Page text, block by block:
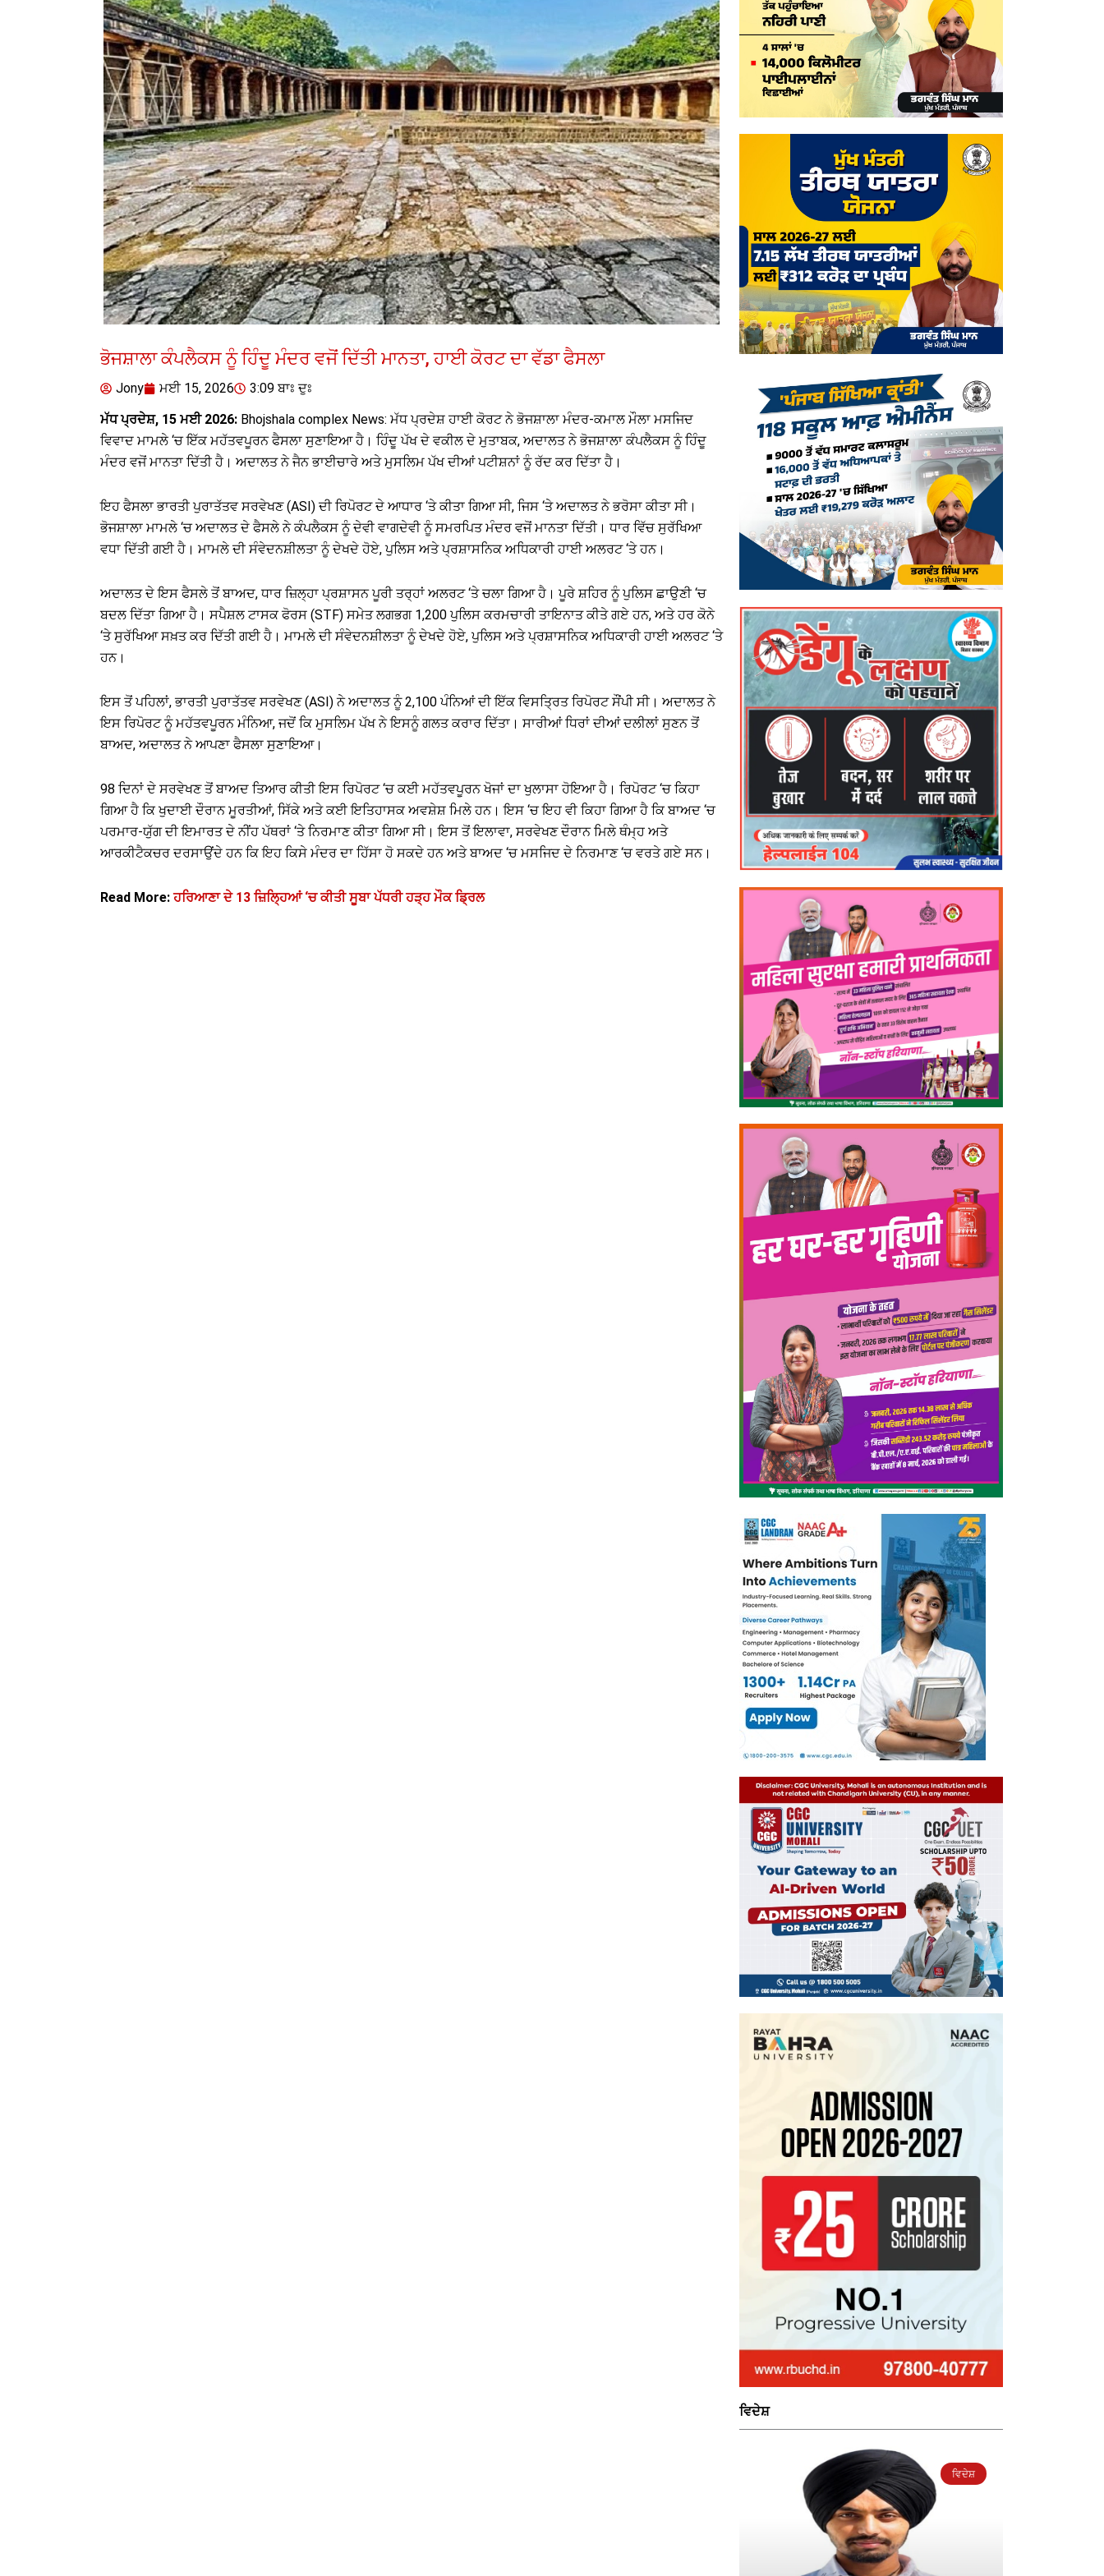
ਭੋਜਸ਼ਾਲਾ ਕੰਪਲੈਕਸ ਨੂੰ ਹਿੰਦੂ ਮੰਦਰ ਵਜੋਂ ਦਿੱਤੀ ਮਾਨਤਾ, ਹਾਈ ਕੋਰਟ ਦਾ ਵੱਡਾ ਫੈਸਲਾ
Jony ਮਈ 15, 2026
3:09 ਬਾਃ ਦੁਃ
ਮੱਧ ਪ੍ਰਦੇਸ਼, 15 ਮਈ 2026: Bhojshala complex News: ਮੱਧ ਪ੍ਰਦੇਸ਼ ਹਾਈ ਕੋਰਟ ਨੇ ਭੋਜਸ਼ਾਲਾ ਮੰਦਰ-ਕਮਾਲ ਮੌਲਾ ਮਸਜਿਦ
ਵਿਵਾਦ ਮਾਮਲੇ ‘ਚ ਇੱਕ ਮਹੱਤਵਪੂਰਨ ਫੈਸਲਾ ਸੁਣਾਇਆ ਹੈ। ਹਿੰਦੂ ਪੱਖ ਦੇ ਵਕੀਲ ਦੇ ਮੁਤਾਬਕ, ਅਦਾਲਤ ਨੇ ਭੋਜਸ਼ਾਲਾ ਕੰਪਲੈਕਸ ਨੂੰ ਹਿੰਦੂ
ਮੰਦਰ ਵਜੋਂ ਮਾਨਤਾ ਦਿੱਤੀ ਹੈ। ਅਦਾਲਤ ਨੇ ਜੈਨ ਭਾਈਚਾਰੇ ਅਤੇ ਮੁਸਲਿਮ ਪੱਖ ਦੀਆਂ ਪਟੀਸ਼ਨਾਂ ਨੂੰ ਰੱਦ ਕਰ ਦਿੱਤਾ ਹੈ।
ਇਹ ਫੈਸਲਾ ਭਾਰਤੀ ਪੁਰਾਤੱਤਵ ਸਰਵੇਖਣ (ASI) ਦੀ ਰਿਪੋਰਟ ਦੇ ਆਧਾਰ ‘ਤੇ ਕੀਤਾ ਗਿਆ ਸੀ, ਜਿਸ ‘ਤੇ ਅਦਾਲਤ ਨੇ ਭਰੋਸਾ ਕੀਤਾ ਸੀ।
ਭੋਜਸ਼ਾਲਾ ਮਾਮਲੇ ‘ਚ ਅਦਾਲਤ ਦੇ ਫੈਸਲੇ ਨੇ ਕੰਪਲੈਕਸ ਨੂੰ ਦੇਵੀ ਵਾਗਦੇਵੀ ਨੂੰ ਸਮਰਪਿਤ ਮੰਦਰ ਵਜੋਂ ਮਾਨਤਾ ਦਿੱਤੀ। ਧਾਰ ਵਿੱਚ ਸੁਰੱਖਿਆ
ਵਧਾ ਦਿੱਤੀ ਗਈ ਹੈ। ਮਾਮਲੇ ਦੀ ਸੰਵੇਦਨਸ਼ੀਲਤਾ ਨੂੰ ਦੇਖਦੇ ਹੋਏ, ਪੁਲਿਸ ਅਤੇ ਪ੍ਰਸ਼ਾਸਨਿਕ ਅਧਿਕਾਰੀ ਹਾਈ ਅਲਰਟ ‘ਤੇ ਹਨ।
ਅਦਾਲਤ ਦੇ ਇਸ ਫੈਸਲੇ ਤੋਂ ਬਾਅਦ, ਧਾਰ ਜ਼ਿਲ੍ਹਾ ਪ੍ਰਸ਼ਾਸਨ ਪੂਰੀ ਤਰ੍ਹਾਂ ਅਲਰਟ ‘ਤੇ ਚਲਾ ਗਿਆ ਹੈ। ਪੂਰੇ ਸ਼ਹਿਰ ਨੂੰ ਪੁਲਿਸ ਛਾਉਣੀ ‘ਚ
ਬਦਲ ਦਿੱਤਾ ਗਿਆ ਹੈ। ਸਪੈਸ਼ਲ ਟਾਸਕ ਫੋਰਸ (STF) ਸਮੇਤ ਲਗਭਗ 1,200 ਪੁਲਿਸ ਕਰਮਚਾਰੀ ਤਾਇਨਾਤ ਕੀਤੇ ਗਏ ਹਨ, ਅਤੇ ਹਰ ਕੋਨੇ
‘ਤੇ ਸੁਰੱਖਿਆ ਸਖ਼ਤ ਕਰ ਦਿੱਤੀ ਗਈ ਹੈ। ਮਾਮਲੇ ਦੀ ਸੰਵੇਦਨਸ਼ੀਲਤਾ ਨੂੰ ਦੇਖਦੇ ਹੋਏ, ਪੁਲਿਸ ਅਤੇ ਪ੍ਰਸ਼ਾਸਨਿਕ ਅਧਿਕਾਰੀ ਹਾਈ ਅਲਰਟ ‘ਤੇ
ਹਨ।
ਇਸ ਤੋਂ ਪਹਿਲਾਂ, ਭਾਰਤੀ ਪੁਰਾਤੱਤਵ ਸਰਵੇਖਣ (ASI) ਨੇ ਅਦਾਲਤ ਨੂੰ 2,100 ਪੰਨਿਆਂ ਦੀ ਇੱਕ ਵਿਸਤ੍ਰਿਤ ਰਿਪੋਰਟ ਸੌਂਪੀ ਸੀ। ਅਦਾਲਤ ਨੇ
ਇਸ ਰਿਪੋਰਟ ਨੂੰ ਮਹੱਤਵਪੂਰਨ ਮੰਨਿਆ, ਜਦੋਂ ਕਿ ਮੁਸਲਿਮ ਪੱਖ ਨੇ ਇਸਨੂੰ ਗਲਤ ਕਰਾਰ ਦਿੱਤਾ। ਸਾਰੀਆਂ ਧਿਰਾਂ ਦੀਆਂ ਦਲੀਲਾਂ ਸੁਣਨ ਤੋਂ
ਬਾਅਦ, ਅਦਾਲਤ ਨੇ ਆਪਣਾ ਫੈਸਲਾ ਸੁਣਾਇਆ।
98 ਦਿਨਾਂ ਦੇ ਸਰਵੇਖਣ ਤੋਂ ਬਾਅਦ ਤਿਆਰ ਕੀਤੀ ਇਸ ਰਿਪੋਰਟ ‘ਚ ਕਈ ਮਹੱਤਵਪੂਰਨ ਖੋਜਾਂ ਦਾ ਖੁਲਾਸਾ ਹੋਇਆ ਹੈ। ਰਿਪੋਰਟ ‘ਚ ਕਿਹਾ
ਗਿਆ ਹੈ ਕਿ ਖੁਦਾਈ ਦੌਰਾਨ ਮੂਰਤੀਆਂ, ਸਿੱਕੇ ਅਤੇ ਕਈ ਇਤਿਹਾਸਕ ਅਵਸ਼ੇਸ਼ ਮਿਲੇ ਹਨ। ਇਸ ‘ਚ ਇਹ ਵੀ ਕਿਹਾ ਗਿਆ ਹੈ ਕਿ ਬਾਅਦ ‘ਚ
ਪਰਮਾਰ-ਯੁੱਗ ਦੀ ਇਮਾਰਤ ਦੇ ਨੀਂਹ ਪੱਥਰਾਂ ‘ਤੇ ਨਿਰਮਾਣ ਕੀਤਾ ਗਿਆ ਸੀ। ਇਸ ਤੋਂ ਇਲਾਵਾ, ਸਰਵੇਖਣ ਦੌਰਾਨ ਮਿਲੇ ਥੰਮ੍ਹ ਅਤੇ
ਆਰਕੀਟੈਕਚਰ ਦਰਸਾਉਂਦੇ ਹਨ ਕਿ ਇਹ ਕਿਸੇ ਮੰਦਰ ਦਾ ਹਿੱਸਾ ਹੋ ਸਕਦੇ ਹਨ ਅਤੇ ਬਾਅਦ ‘ਚ ਮਸਜਿਦ ਦੇ ਨਿਰਮਾਣ ‘ਚ ਵਰਤੇ ਗਏ ਸਨ।
Read More:ਹਰਿਆਣਾ ਦੇ 13 ਜ਼ਿਲ੍ਹਿਆਂ ‘ਚ ਕੀਤੀ ਸੂਬਾ ਪੱਧਰੀ ਹੜ੍ਹ ਮੌਕ ਡ੍ਰਿਲ
ਵਿਦੇਸ਼
ਵਿਦੇਸ਼